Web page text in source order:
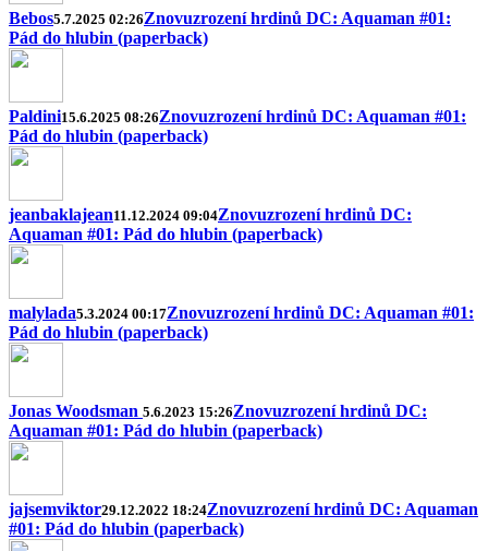
Bebos5.7.2025 02:26Znovuzrození hrdinů DC: Aquaman #01:
Pád do hlubin (paperback)
Paldini15.6.2025 08:26Znovuzrození hrdinů DC: Aquaman #01:
Pád do hlubin (paperback)
jeanbaklajean11.12.2024 09:04Znovuzrození hrdinů DC:
Aquaman #01: Pád do hlubin (paperback)
malylada5.3.2024 00:17Znovuzrození hrdinů DC: Aquaman #01:
Pád do hlubin (paperback)
Jonas Woodsman 5.6.2023 15:26Znovuzrození hrdinů DC:
Aquaman #01: Pád do hlubin (paperback)
jajsemviktor29.12.2022 18:24Znovuzrození hrdinů DC: Aquaman
#01: Pád do hlubin (paperback)